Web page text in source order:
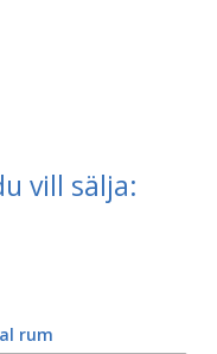
vill sälja:
rum